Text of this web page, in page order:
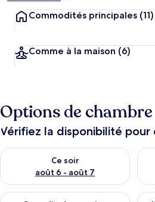
Commodités principales (11)
Comme à la maison (6)
Options de chambre
Vérifiez la disponibilité pour
Ce soir
août 6 - août 7
Vérifier la disponibilité pour ce soir
Vérifier la disponibilité pour cette